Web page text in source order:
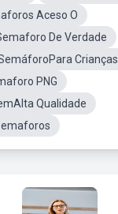
Aceso O
De Verdade
Crianças
PNG
Qualidade